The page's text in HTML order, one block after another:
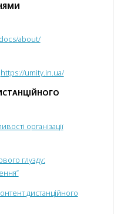
about/
https://umity.in.ua/
організації
глузду:
дистанційного